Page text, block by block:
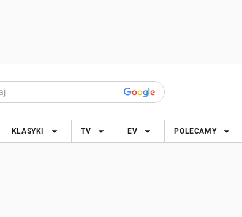
KLASYKI TV EV POLECAMY